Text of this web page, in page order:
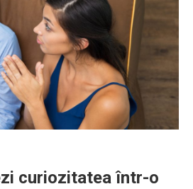
curiozitatea într-o